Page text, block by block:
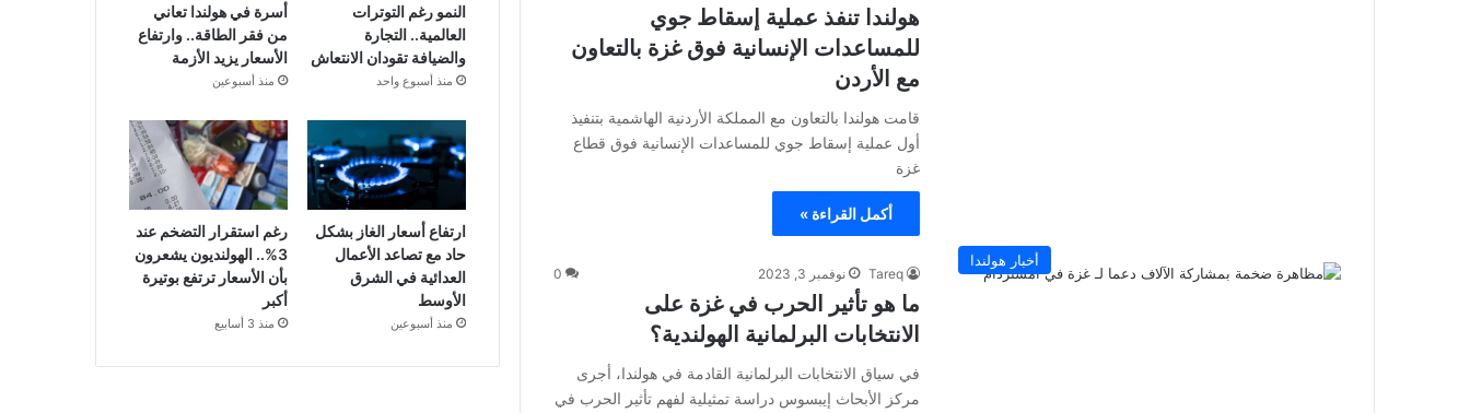
هولندا تنفذ عملية إسقاط جوي
للمساعدات الإنسانية فوق غزة بالتعاون
مع الأردن
قامت هولندا بالتعاون مع المملكة الأردنية الهاشمية بتنفيذ
أول عملية إسقاط جوي للمساعدات الإنسانية فوق قطاع
غزة
أكمل القراءة »
أخبار هولندا
Tareq نوفمبر 3, 2023 0
ما هو تأثير الحرب في غزة على
الانتخابات البرلمانية الهولندية؟
في سياق الانتخابات البرلمانية القادمة في هولندا، أجرى
مركز الأبحاث إيبسوس دراسة تمثيلية لفهم تأثير الحرب في
النمو رغم التوترات
العالمية.. التجارة
والضيافة تقودان الانتعاش
منذ أسبوع واحد
أسرة في هولندا تعاني
من فقر الطاقة.. وارتفاع
الأسعار يزيد الأزمة
منذ أسبوعين
ارتفاع أسعار الغاز بشكل
حاد مع تصاعد الأعمال
العدائية في الشرق
الأوسط
منذ أسبوعين
رغم استقرار التضخم عند
3%.. الهولنديون يشعرون
بأن الأسعار ترتفع بوتيرة
أكبر
منذ 3 أسابيع